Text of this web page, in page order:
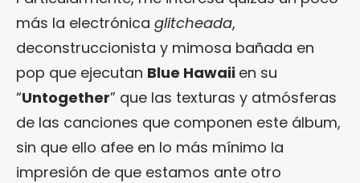
más la electrónica glitcheada,
deconstruccionista y mimosa bañada en
pop que ejecutan Blue Hawaii en su
“Untogether” que las texturas y atmósferas
de las canciones que componen este álbum,
sin que ello afee en lo más mínimo la
impresión de que estamos ante otro